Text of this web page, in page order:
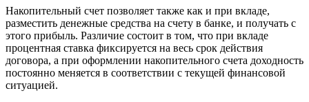
Накопительный счет позволяет также как и при вкладе,
разместить денежные средства на счету в банке, и получать с
этого прибыль. Различие состоит в том, что при вкладе
процентная ставка фиксируется на весь срок действия
договора, а при оформлении накопительного счета доходность
постоянно меняется в соответствии с текущей финансовой
ситуацией.